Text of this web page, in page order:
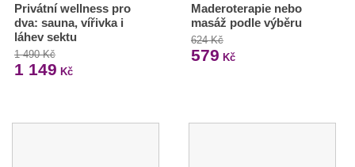
Privátní wellness pro
dva: sauna, vířivka i
láhev sektu
1 490 Kč
1 149 Kč
Maderoterapie nebo
masáž podle výběru
624 Kč
579 Kč